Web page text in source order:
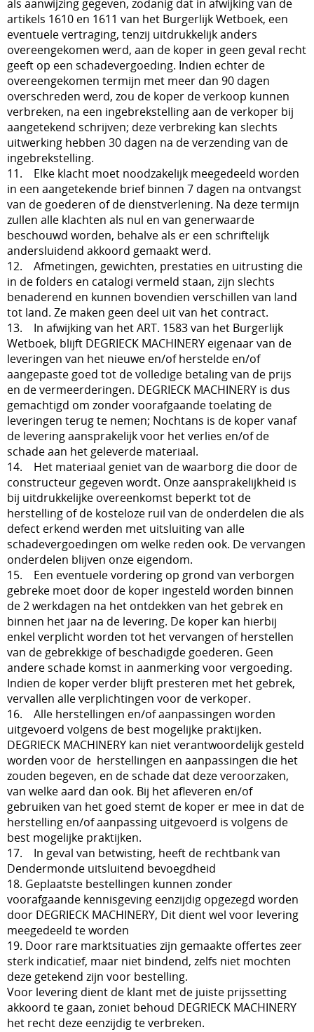
als aanwijzing gegeven, zodanig dat in afwijking van de
artikels 1610 en 1611 van het Burgerlijk Wetboek, een
eventuele vertraging, tenzij uitdrukkelijk anders
overeengekomen werd, aan de koper in geen geval recht
geeft op een schadevergoeding. Indien echter de
overeengekomen termijn met meer dan 90 dagen
overschreden werd, zou de koper de verkoop kunnen
verbreken, na een ingebrekstelling aan de verkoper bij
aangetekend schrijven; deze verbreking kan slechts
uitwerking hebben 30 dagen na de verzending van de
ingebrekstelling.
11. Elke klacht moet noodzakelijk meegedeeld worden
in een aangetekende brief binnen 7 dagen na ontvangst
van de goederen of de dienstverlening. Na deze termijn
zullen alle klachten als nul en van generwaarde
beschouwd worden, behalve als er een schriftelijk
andersluidend akkoord gemaakt werd.
12. Afmetingen, gewichten, prestaties en uitrusting die
in de folders en catalogi vermeld staan, zijn slechts
benaderend en kunnen bovendien verschillen van land
tot land. Ze maken geen deel uit van het contract.
13. In afwijking van het ART. 1583 van het Burgerlijk
Wetboek, blijft DEGRIECK MACHINERY eigenaar van de
leveringen van het nieuwe en/of herstelde en/of
aangepaste goed tot de volledige betaling van de prijs
en de vermeerderingen. DEGRIECK MACHINERY is dus
gemachtigd om zonder voorafgaande toelating de
leveringen terug te nemen; Nochtans is de koper vanaf
de levering aansprakelijk voor het verlies en/of de
schade aan het geleverde materiaal.
14. Het materiaal geniet van de waarborg die door de
constructeur gegeven wordt. Onze aansprakelijkheid is
bij uitdrukkelijke overeenkomst beperkt tot de
herstelling of de kosteloze ruil van de onderdelen die als
defect erkend werden met uitsluiting van alle
schadevergoedingen om welke reden ook. De vervangen
onderdelen blijven onze eigendom.
15. Een eventuele vordering op grond van verborgen
gebreke moet door de koper ingesteld worden binnen
de 2 werkdagen na het ontdekken van het gebrek en
binnen het jaar na de levering. De koper kan hierbij
enkel verplicht worden tot het vervangen of herstellen
van de gebrekkige of beschadigde goederen. Geen
andere schade komst in aanmerking voor vergoeding.
Indien de koper verder blijft presteren met het gebrek,
vervallen alle verplichtingen voor de verkoper.
16. Alle herstellingen en/of aanpassingen worden
uitgevoerd volgens de best mogelijke praktijken.
DEGRIECK MACHINERY kan niet verantwoordelijk gesteld
worden voor de herstellingen en aanpassingen die het
zouden begeven, en de schade dat deze veroorzaken,
van welke aard dan ook. Bij het afleveren en/of
gebruiken van het goed stemt de koper er mee in dat de
herstelling en/of aanpassing uitgevoerd is volgens de
best mogelijke praktijken.
17. In geval van betwisting, heeft de rechtbank van
Dendermonde uitsluitend bevoegdheid
18. Geplaatste bestellingen kunnen zonder
voorafgaande kennisgeving eenzijdig opgezegd worden
door DEGRIECK MACHINERY, Dit dient wel voor levering
meegedeeld te worden
19. Door rare marktsituaties zijn gemaakte offertes zeer
sterk indicatief, maar niet bindend, zelfs niet mochten
deze getekend zijn voor bestelling.
Voor levering dient de klant met de juiste prijssetting
akkoord te gaan, zoniet behoud DEGRIECK MACHINERY
het recht deze eenzijdig te verbreken.